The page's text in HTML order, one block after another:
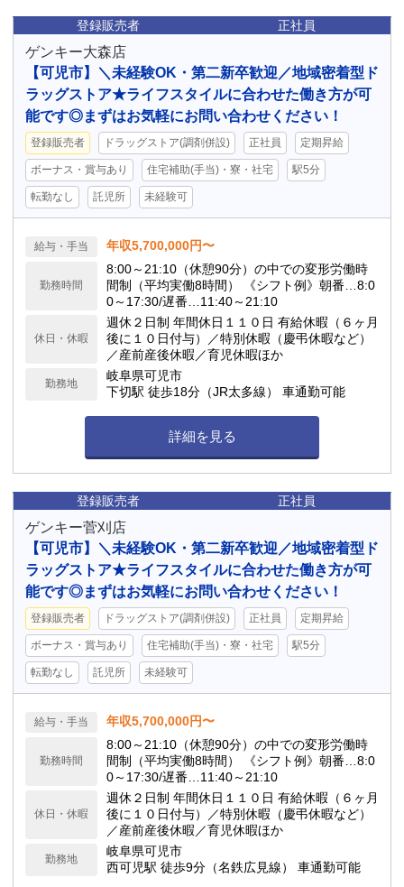
登録販売者 正社員
ゲンキー大森店
【可児市】＼未経験OK・第二新卒歓迎／地域密着型ド
ラッグストア★ライフスタイルに合わせた働き方が可
能です◎まずはお気軽にお問い合わせください！
登録販売者 ドラッグストア(調剤併設) 正社員 定期昇給
ボーナス・賞与あり 住宅補助(手当)・寮・社宅 駅5分
転勤なし 託児所 未経験可
給与・手当 年収5,700,000円〜
勤務時間
8:00～21:10（休憩90分）の中での変形労働時
間制（平均実働8時間） 《シフト例》朝番…8:0
0～17:30/遅番…11:40～21:10
休日・休暇
週休２日制 年間休日１１０日 有給休暇（６ヶ月
後に１０日付与）／特別休暇（慶弔休暇など）
／産前産後休暇／育児休暇ほか
勤務地
岐阜県可児市
下切駅 徒歩18分（JR太多線） 車通勤可能
詳細を見る
登録販売者 正社員
ゲンキー菅刈店
【可児市】＼未経験OK・第二新卒歓迎／地域密着型ド
ラッグストア★ライフスタイルに合わせた働き方が可
能です◎まずはお気軽にお問い合わせください！
登録販売者 ドラッグストア(調剤併設) 正社員 定期昇給
ボーナス・賞与あり 住宅補助(手当)・寮・社宅 駅5分
転勤なし 託児所 未経験可
給与・手当 年収5,700,000円〜
勤務時間
8:00～21:10（休憩90分）の中での変形労働時
間制（平均実働8時間） 《シフト例》朝番…8:0
0～17:30/遅番…11:40～21:10
休日・休暇
週休２日制 年間休日１１０日 有給休暇（６ヶ月
後に１０日付与）／特別休暇（慶弔休暇など）
／産前産後休暇／育児休暇ほか
勤務地
岐阜県可児市
西可児駅 徒歩9分（名鉄広見線） 車通勤可能